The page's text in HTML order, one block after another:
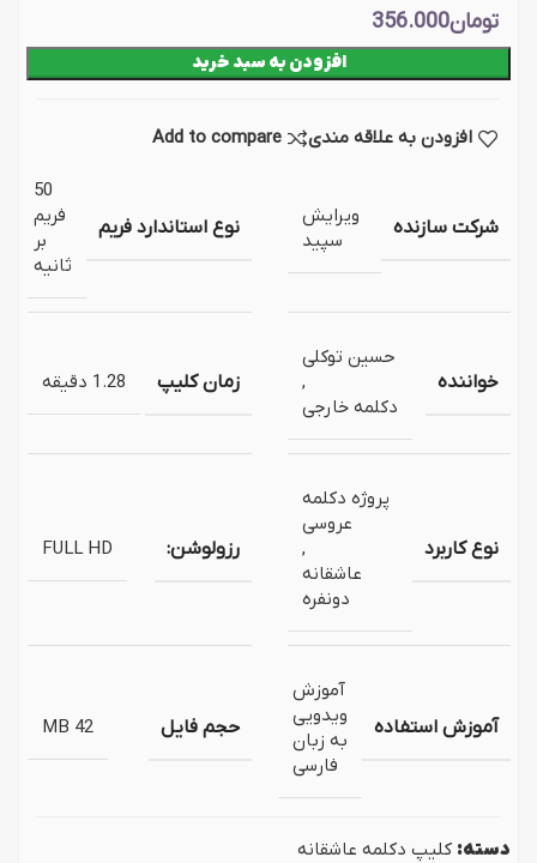
تومان356.000
افزودن به سبد خرید
افزودن به علاقه مندی Add to compare
شرکت سازنده
ویرایش
سپید
نوع استاندارد فریم
50
فریم
بر
ثانیه
خواننده
حسین توکلی
,
دکلمه خارجی
زمان کلیپ 1.28 دقیقه
نوع کاربرد
پروژه دکلمه
عروسی
,
عاشقانه
دونفره
رزولوشن: FULL HD
آموزش استفاده
آموزش
ویدویی
به زبان
فارسی
حجم فایل 42 MB
دسته: کلیپ دکلمه عاشقانه